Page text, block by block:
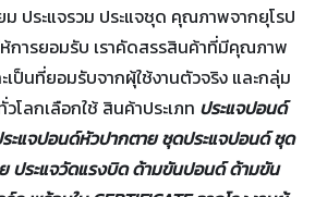
ม ประแจรวม ประแจชุด คุณภาพจากยุโรป
การยอมรับ เราคัดสรรสินค้าที่มีคุณภาพ
เป็นที่ยอมรับจากผุ้ใช้งานตัวจริง และกลุ่ม
โลกเลือกใช้ สินค้าประเภท ประแจปอนด์
ะแจปอนด์หัวปากตาย ชุดประแจปอนด์ ชุด
ประแจวัดแรงบิด ด้ามขันปอนด์ ด้ามขัน